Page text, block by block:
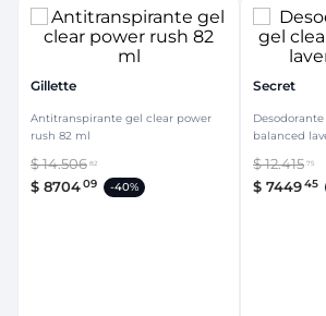
Gillette
Antitranspirante gel clear power
rush 82 ml
$14.506 82
$ 870409 -40%
Secret
balanced
$12.415 75
$ 744945